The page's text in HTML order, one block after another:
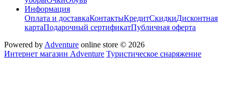
Информация
Оплата и доставкаКонтактыКредитСкидкиДисконтная
картаПодарочный сертификатПубличная оферта
Powered by Adventure online store © 2026
Интернет магазин Adventure Туристическое снаряжение